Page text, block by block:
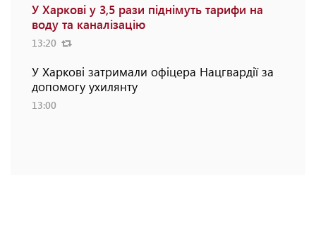
У Харкові у 3,5 рази піднімуть тарифи на
воду та каналізацію
13:20
У Харкові затримали офіцера Нацгвардії за
допомогу ухилянту
13:00